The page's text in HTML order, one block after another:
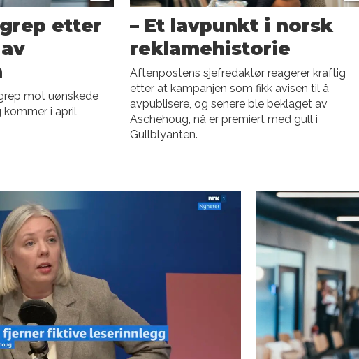
etter
mot uønskede
i april,
– Et lavpunkt i norsk
reklamehistorie
Aftenpostens sjefredaktør reagerer kraftig
etter at kampanjen som fikk avisen til å
avpublisere, og senere ble beklaget av
Aschehoug, nå er premiert med gull i
Gullblyanten.